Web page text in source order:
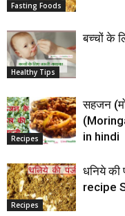
Fasting Foods
Healthy Tips
बच्‍चों के
Recipes
सहजन
in hindi
Recipes
धनिये की
recipe